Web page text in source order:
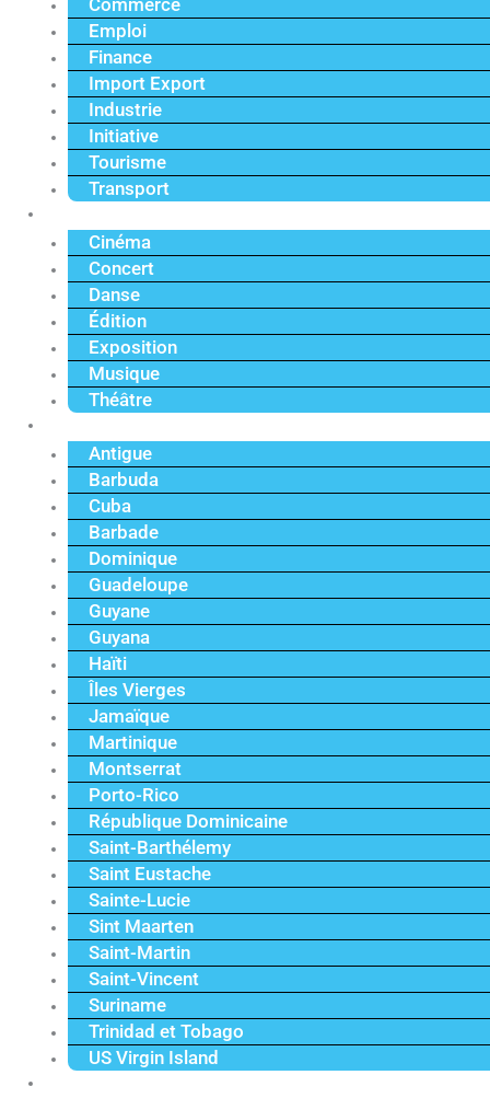
Commerce
Emploi
Finance
Import Export
Industrie
Initiative
Tourisme
Transport
Cinéma
Concert
Danse
Édition
Exposition
Musique
Théâtre
Antigue
Barbuda
Cuba
Barbade
Dominique
Guadeloupe
Guyane
Guyana
Haïti
Îles Vierges
Jamaïque
Martinique
Montserrat
Porto-Rico
République Dominicaine
Saint-Barthélemy
Saint Eustache
Sainte-Lucie
Sint Maarten
Saint-Martin
Saint-Vincent
Suriname
Trinidad et Tobago
US Virgin Island